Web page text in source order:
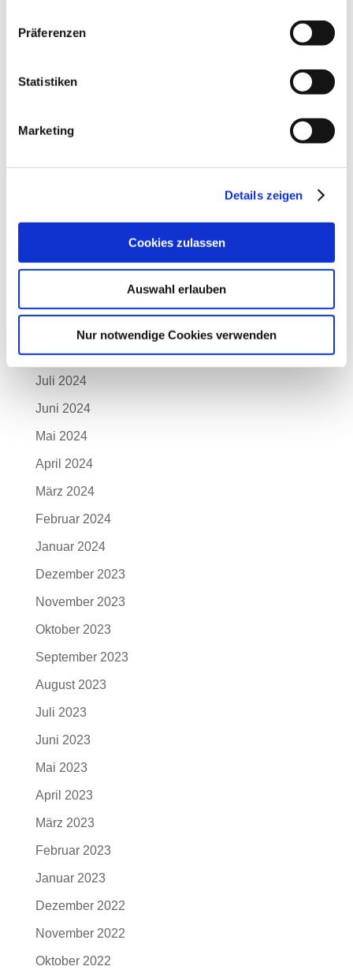
Präferenzen
Statistiken
Marketing
Details zeigen
Cookies zulassen
Auswahl erlauben
Nur notwendige Cookies verwenden
Juni 2025
April 2025
November 2024
August 2024
Juli 2024
Juni 2024
Mai 2024
April 2024
März 2024
Februar 2024
Januar 2024
Dezember 2023
November 2023
Oktober 2023
September 2023
August 2023
Juli 2023
Juni 2023
Mai 2023
April 2023
März 2023
Februar 2023
Januar 2023
Dezember 2022
November 2022
Oktober 2022